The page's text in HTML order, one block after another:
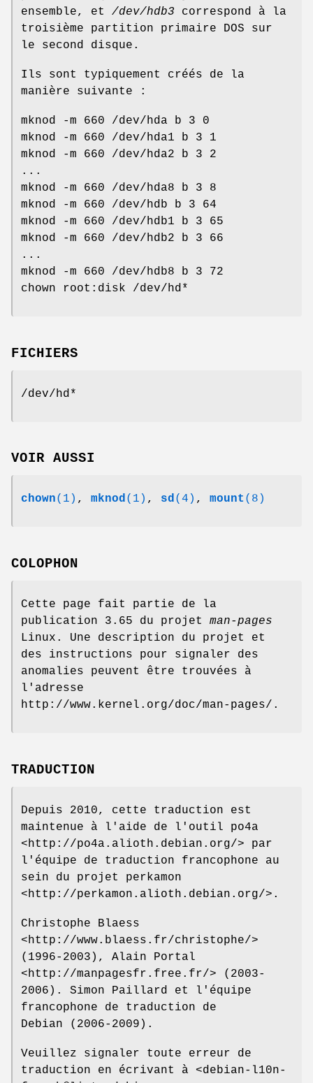
ensemble, et /dev/hdb3 correspond à la
troisième partition primaire DOS sur
le second disque.
Ils sont typiquement créés de la
manière suivante :
mknod -m 660 /dev/hda b 3 0
mknod -m 660 /dev/hda1 b 3 1
mknod -m 660 /dev/hda2 b 3 2
...
mknod -m 660 /dev/hda8 b 3 8
mknod -m 660 /dev/hdb b 3 64
mknod -m 660 /dev/hdb1 b 3 65
mknod -m 660 /dev/hdb2 b 3 66
...
mknod -m 660 /dev/hdb8 b 3 72
chown root:disk /dev/hd*
FICHIERS
/dev/hd*
VOIR AUSSI
chown(1) , mknod(1) , sd(4) , mount (8)
COLOPHON
Cette page fait partie de la
publication 3.65 du projet man-pages
Linux. Une description du projet et
des instructions pour signaler des
anomalies peuvent être trouvées à
l'adresse
http://www.kernel.org/doc/man-pages/.
TRADUCTION
Depuis 2010, cette traduction est
maintenue à l'aide de l'outil po4a
<http://po4a.alioth.debian.org/> par
l'équipe de traduction francophone au
sein du projet perkamon
<http://perkamon.alioth.debian.org/>.
Christophe Blaess
<http://www.blaess.fr/christophe/>
(1996-2003), Alain Portal
<http://manpagesfr.free.fr/> (2003-
2006). Simon Paillard et l'équipe
francophone de traduction de
Debian (2006-2009).
Veuillez signaler toute erreur de
traduction en écrivant à <debian-l10n-